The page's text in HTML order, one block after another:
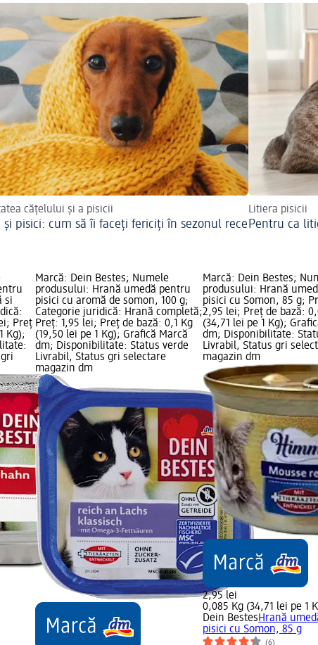
cățelului și a pisicii
și pisici: cum să îi faceți fericiți în sezonul rece
Litiera pisicii
Pentru ca
si
Preț
Kg);
Marcă: Dein Bestes; Numele
produsului: Hrană umedă pentru
pisici cu aromă de somon, 100 g;
Categorie juridică: Hrană completă;
Preț: 1,95 lei; Preț de bază: 0,1 Kg
(19,50 lei pe 1 Kg); Grafică Marcă
dm; Disponibilitate: Status verde
Livrabil, Status gri selectare
magazin dm
Marcă: Dein Bestes;
produsului: Hrană
pisici cu Somon, 85 g;
2,95 lei; Preț de bază:
(34,71 lei pe 1 Kg);
dm; Disponibilitate:
Livrabil, Status gri
magazin dm
2,95 lei
0,085 Kg (34,71 lei pe 1
Dein BestesHrană
pisici cu Somon, 85 g
(6)